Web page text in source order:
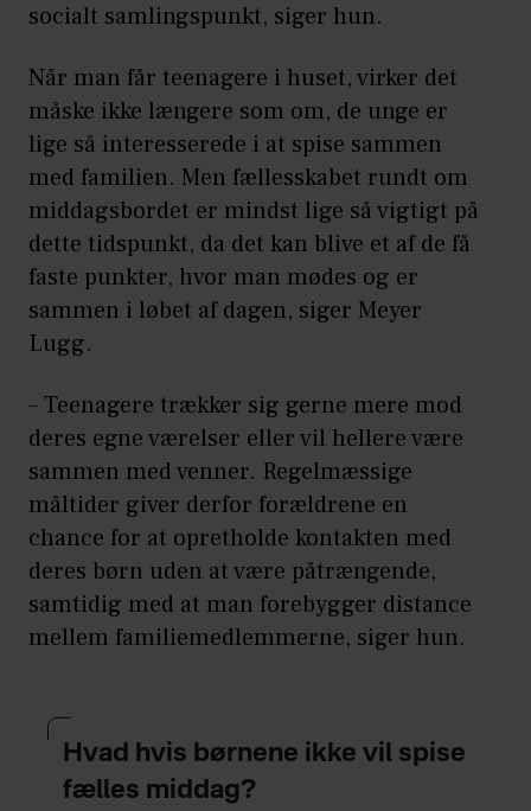
socialt samlingspunkt, siger hun.
Når man får teenagere i huset, virker det
måske ikke længere som om, de unge er
lige så interesserede i at spise sammen
med familien. Men fællesskabet rundt om
middagsbordet er mindst lige så vigtigt på
dette tidspunkt, da det kan blive et af de få
faste punkter, hvor man mødes og er
sammen i løbet af dagen, siger Meyer
Lugg.
– Teenagere trækker sig gerne mere mod
deres egne værelser eller vil hellere være
sammen med venner. Regelmæssige
måltider giver derfor forældrene en
chance for at opretholde kontakten med
deres børn uden at være påtrængende,
samtidig med at man forebygger distance
mellem familiemedlemmerne, siger hun.
Hvad hvis børnene ikke vil spise
fælles middag?